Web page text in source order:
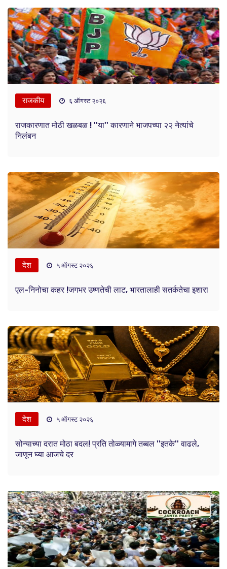
राजकीय ६ ऑगस्ट २०२६
राजकारणात मोठी खळबळ ! ''या'' कारणाने भाजपच्या २२ नेत्यांचे
निलंबन
देश ५ ऑगस्ट २०२६
एल-निनोचा कहर !जगभर उष्णतेची लाट, भारतालाही सतर्कतेचा इशारा
देश ५ ऑगस्ट २०२६
सोन्याच्या दरात मोठा बदल! प्रति तोळ्यामागे तब्बल ''इतके'' वाढले,
जाणून घ्या आजचे दर